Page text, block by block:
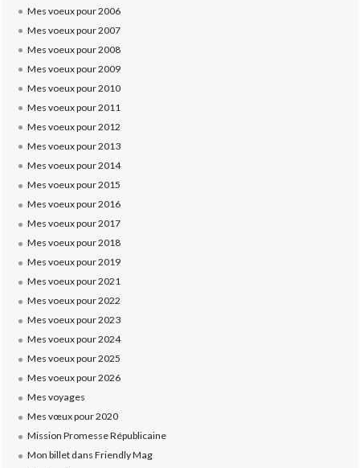
Mes voeux pour 2006
Mes voeux pour 2007
Mes voeux pour 2008
Mes voeux pour 2009
Mes voeux pour 2010
Mes voeux pour 2011
Mes voeux pour 2012
Mes voeux pour 2013
Mes voeux pour 2014
Mes voeux pour 2015
Mes voeux pour 2016
Mes voeux pour 2017
Mes voeux pour 2018
Mes voeux pour 2019
Mes voeux pour 2021
Mes voeux pour 2022
Mes voeux pour 2023
Mes voeux pour 2024
Mes voeux pour 2025
Mes voeux pour 2026
Mes voyages
Mes vœux pour 2020
Mission Promesse Républicaine
Mon billet dans Friendly Mag